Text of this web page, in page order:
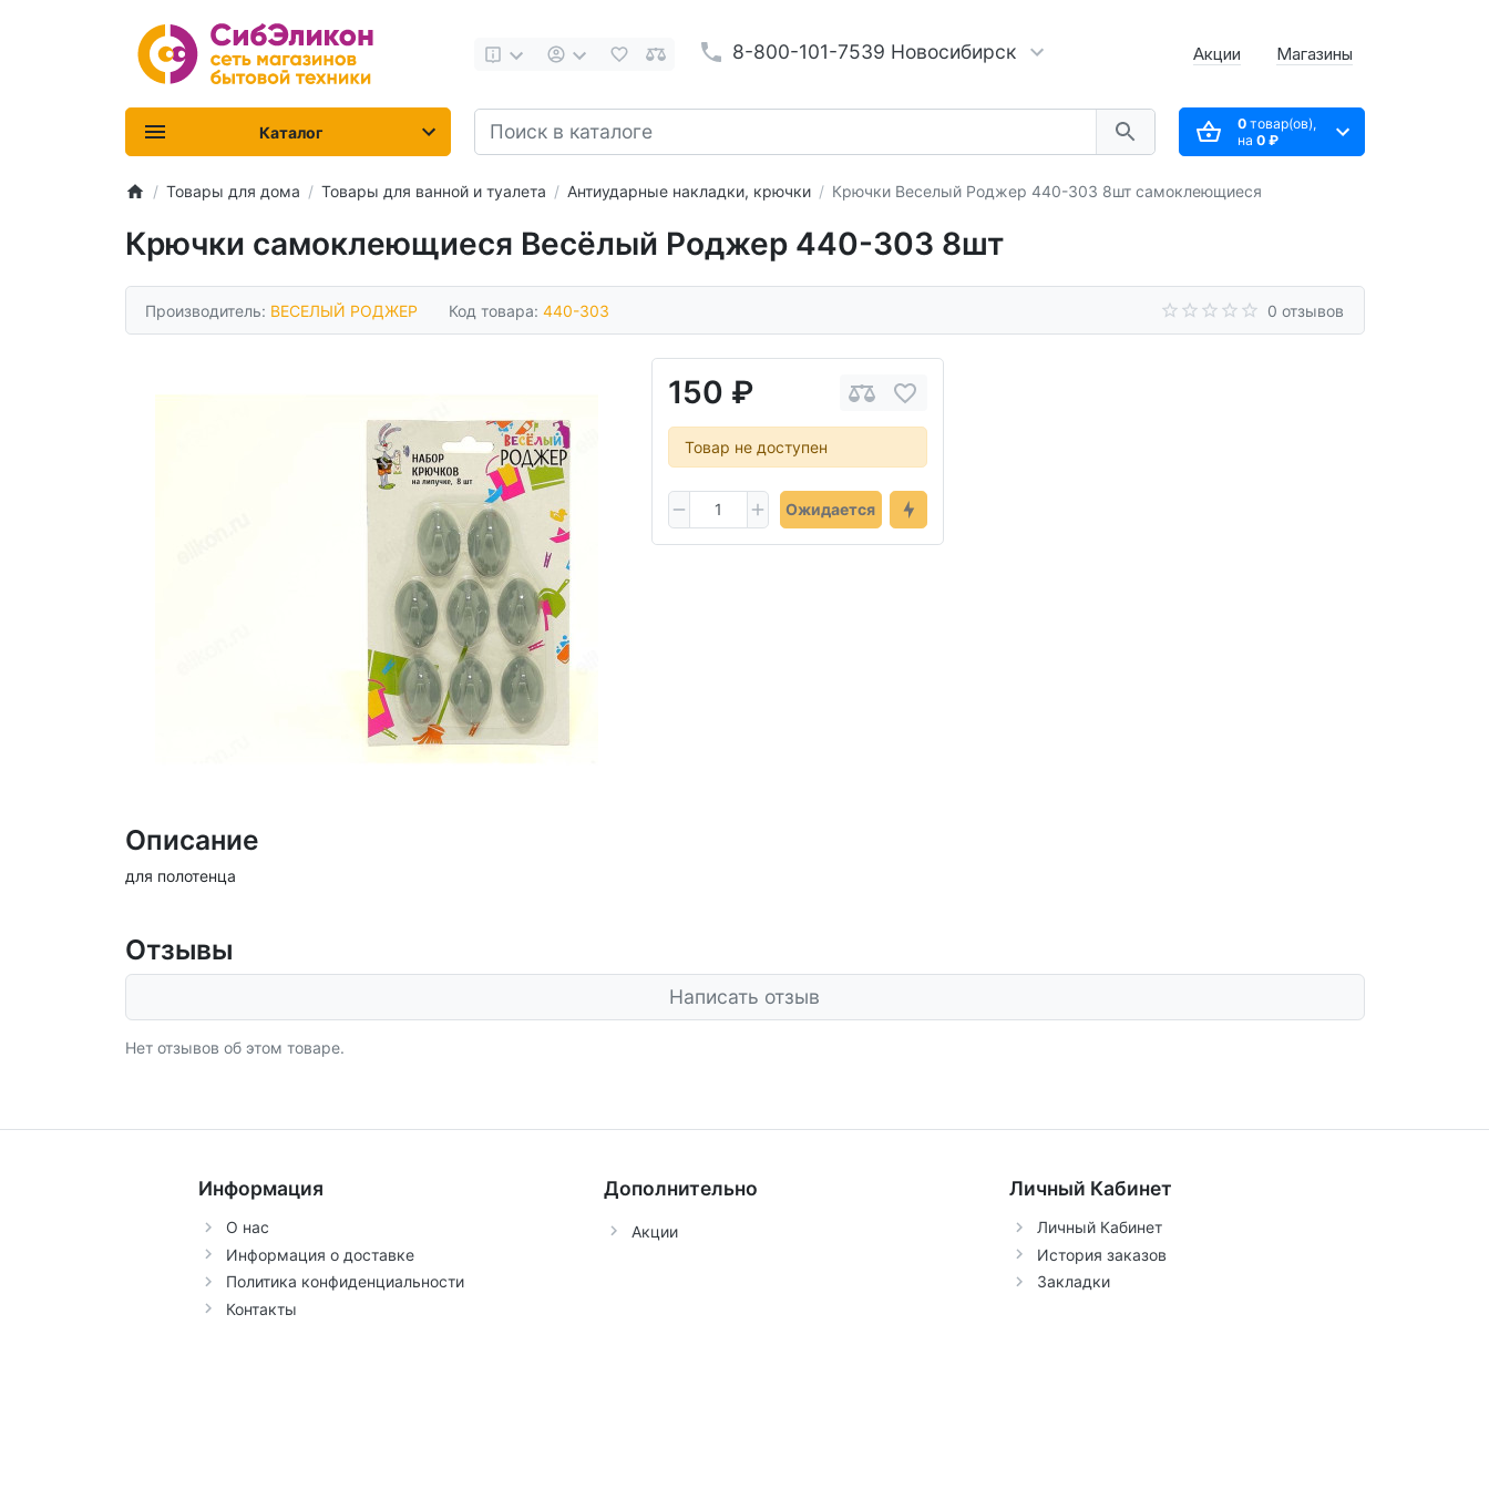
8-800-101-7539 Новосибирск Акции Магазины
0товар(ов),
на 0 ₽
Каталог
Товары для дома Товары для ванной и туалета Антиударные накладки, крючки Крючки Веселый Роджер 440-303 8шт самоклеющиеся
Крючки самоклеющиеся Весёлый Роджер 440-303 8шт
Производитель: ВЕСЕЛЫЙ РОДЖЕР Код товара: 440-303 0 отзывов
150 ₽
Товар не доступен
Ожидается
Описание
для полотенца
Отзывы
Написать отзыв
Нет отзывов об этом товаре.
Информация
О нас
Информация о доставке
Политика конфиденциальности
Контакты
Дополнительно
Акции
Личный Кабинет
Личный Кабинет
История заказов
Закладки